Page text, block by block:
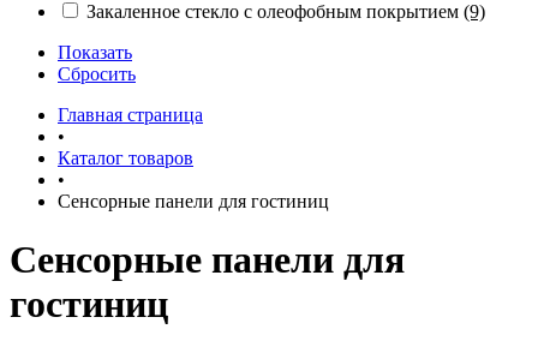
Закаленное стекло с олеофобным покрытием (9)
Показать
Сбросить
Главная страница
•
Каталог товаров
•
Сенсорные панели для гостиниц
Сенсорные панели для
гостиниц